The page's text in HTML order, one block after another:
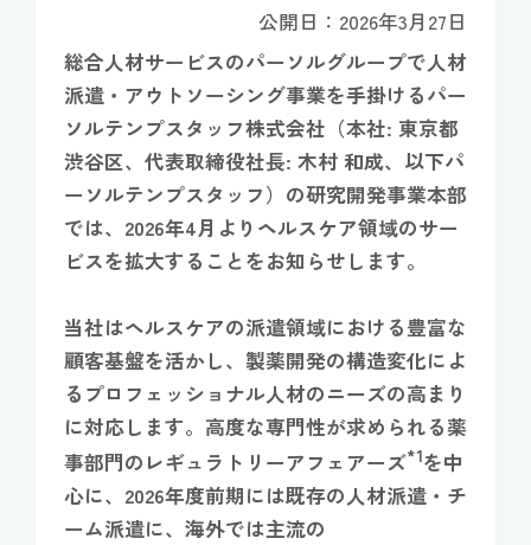
公開日：2026年3月27日
総合人材サービスのパーソルグループで人材
派遣・アウトソーシング事業を手掛けるパー
ソルテンプスタッフ株式会社（本社: 東京都
渋谷区、代表取締役社長: 木村 和成、以下パ
ーソルテンプスタッフ）の研究開発事業本部
では、2026年4月よりヘルスケア領域のサー
ビスを拡大することをお知らせします。
当社はヘルスケアの派遣領域における豊富な
顧客基盤を活かし、製薬開発の構造変化によ
るプロフェッショナル人材のニーズの高まり
に対応します。高度な専門性が求められる薬
事部門のレギュラトリーアフェアーズ*1を中
心に、2026年度前期には既存の人材派遣・チ
ーム派遣に、海外では主流の